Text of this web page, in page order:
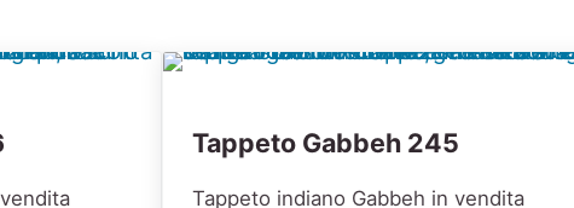
Tappeto Gabbeh 245
Tappeto indiano Gabbeh in vendita